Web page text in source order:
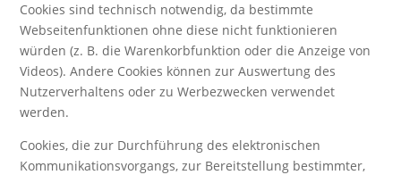
Cookies sind technisch notwendig, da bestimmte
Webseitenfunktionen ohne diese nicht funktionieren
würden (z. B. die Warenkorbfunktion oder die Anzeige von
Videos). Andere Cookies können zur Auswertung des
Nutzerverhaltens oder zu Werbezwecken verwendet
werden.
Cookies, die zur Durchführung des elektronischen
Kommunikationsvorgangs, zur Bereitstellung bestimmter,